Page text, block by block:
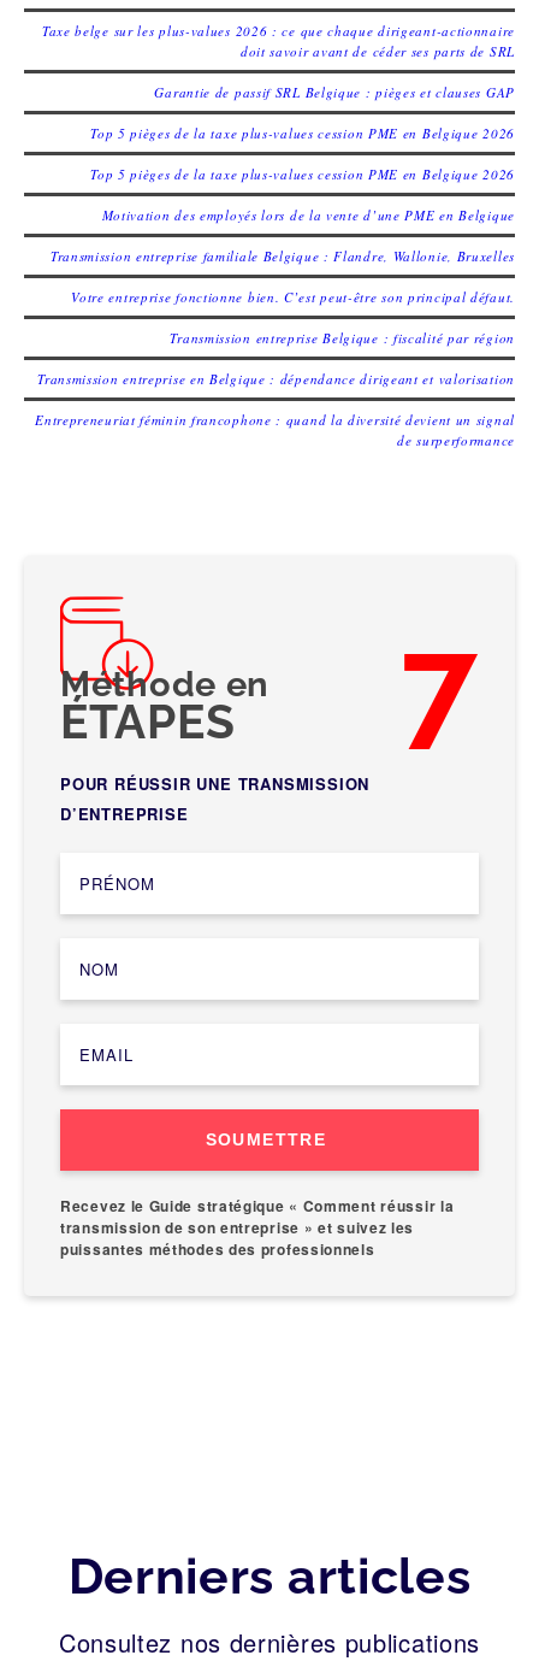
Taxe belge sur les plus-values 2026 : ce que chaque dirigeant-actionnaire
doit savoir avant de céder ses parts de SRL
Garantie de passif SRL Belgique : pièges et clauses GAP
Top 5 pièges de la taxe plus-values cession PME en Belgique 2026
Top 5 pièges de la taxe plus-values cession PME en Belgique 2026
Motivation des employés lors de la vente d’une PME en Belgique
Transmission entreprise familiale Belgique : Flandre, Wallonie, Bruxelles
Votre entreprise fonctionne bien. C’est peut-être son principal défaut.
Transmission entreprise Belgique : fiscalité par région
Transmission entreprise en Belgique : dépendance dirigeant et valorisation
Entrepreneuriat féminin francophone : quand la diversité devient un signal
de surperformance
Méthode en 7
ÉTAPES
POUR RÉUSSIR UNE TRANSMISSION
D’ENTREPRISE
SOUMETTRE
Recevez le Guide stratégique « Comment réussir la
transmission de son entreprise » et suivez les
puissantes méthodes des professionnels
Derniers articles
Consultez nos dernières publications